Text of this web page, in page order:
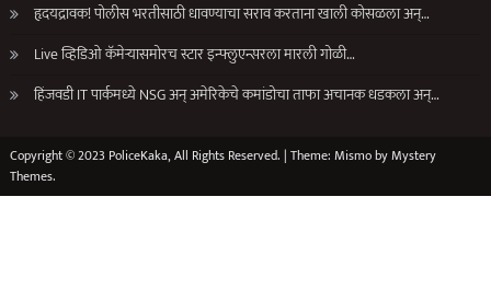
हृदयद्रावक! पोलीस भरतीसाठी धावण्याचा सराव करताना खाली कोसळला अन्…
Live व्हिडिओ कॅमेऱ्यासमोरच स्टार इन्फ्लुएन्सरला मारली गोळी…
हिंजवडी IT पार्कमध्ये NSG अन् अमेरिकेचे कमांडोचा ताफा अचानक धडकला अन्…
Copyright © 2023 PoliceKaka, All Rights Reserved. | Theme: Mismo byMystery
Themes.